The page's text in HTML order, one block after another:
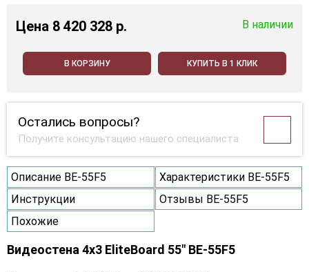
Цена 8 420 328 p. В наличии
В КОРЗИНУ КУПИТЬ В 1 КЛИК
Остались вопросы?
Получите консультацию нашего специалиста
Описание BE-55F5
Характеристики BE-55F5
Инструкции
Отзывы BE-55F5
Похожие
Видеостена 4x3 EliteBoard 55" BE-55F5